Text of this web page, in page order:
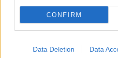
CONFIRM
Data Deletion Data